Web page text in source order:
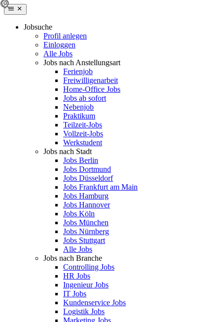
Jobsuche
Profil anlegen
Einloggen
Alle Jobs
Jobs nach Anstellungsart
Ferienjob
Freiwilligenarbeit
Home-Office Jobs
Jobs ab sofort
Nebenjob
Praktikum
Teilzeit-Jobs
Vollzeit-Jobs
Werkstudent
Jobs nach Stadt
Jobs Berlin
Jobs Dortmund
Jobs Düsseldorf
Jobs Frankfurt am Main
Jobs Hamburg
Jobs Hannover
Jobs Köln
Jobs München
Jobs Nürnberg
Jobs Stuttgart
Alle Jobs
Jobs nach Branche
Controlling Jobs
HR Jobs
Ingenieur Jobs
IT Jobs
Kundenservice Jobs
Logistik Jobs
Marketing Jobs